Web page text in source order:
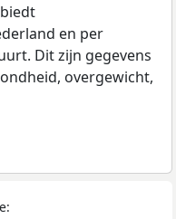
en per
Dit zijn gegevens
overgewicht,